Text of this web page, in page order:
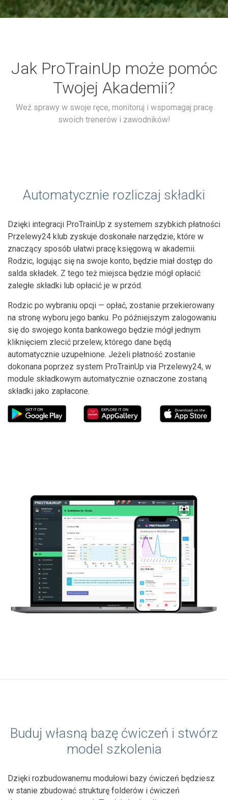
Jak ProTrainUp może pomóc
Twojej Akademii?
Weź sprawy w swoje ręce, monitoruj i wspomagaj pracę
swoich trenerów i zawodników!
Automatycznie rozliczaj składki
Dzięki integracji ProTrainUp z systemem szybkich płatności
Przelewy24 klub zyskuje doskonałe narzędzie, które w
znaczący sposób ułatwi pracę księgową w akademii.
Rodzic, logując się na swoje konto, będzie miał dostęp do
salda składek. Z tego też miejsca będzie mógł opłacić
zaległe składki lub opłacić je w przód.
Rodzic po wybraniu opcji — opłać, zostanie przekierowany
na stronę wyboru jego banku. Po późniejszym zalogowaniu
się do swojego konta bankowego będzie mógł jednym
kliknięciem zlecić przelew, którego dane będą
automatycznie uzupełnione. Jeżeli płatność zostanie
dokonana poprzez system ProTrainUp via Przelewy24, w
module składkowym automatycznie oznaczone zostaną
składki jako zapłacone.
Buduj własną bazę ćwiczeń i stwórz
model szkolenia
Dzięki rozbudowanemu modułowi bazy ćwiczeń będziesz
w stanie zbudować strukturę folderów i ćwiczeń